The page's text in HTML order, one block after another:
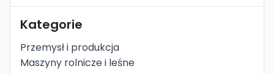
Kategorie
Przemysł i produkcja
Maszyny rolnicze i leśne